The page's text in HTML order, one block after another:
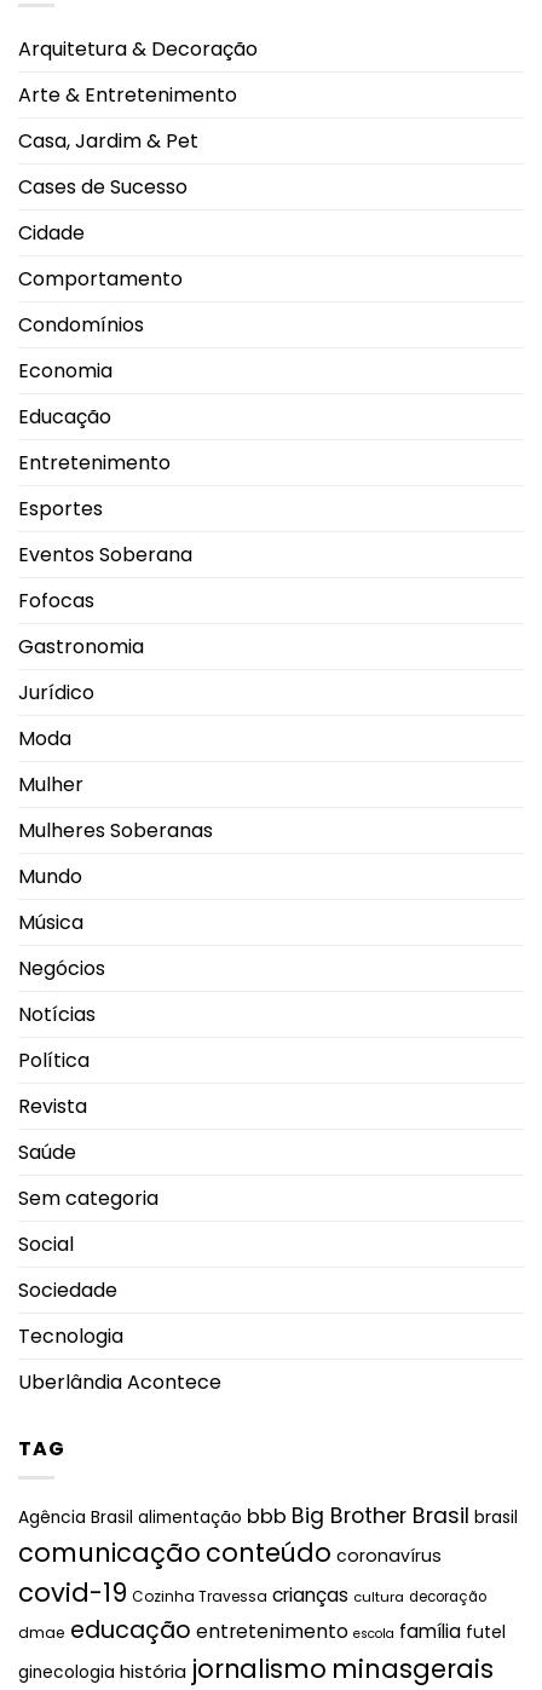
loja
Vinhedos
celebra
nova
da
marca
Arquitetura & Decoração
Arte & Entretenimento
Casa, Jardim & Pet
Cases de Sucesso
Cidade
Comportamento
Condomínios
Economia
Educação
Entretenimento
Esportes
Eventos Soberana
Fofocas
Gastronomia
Jurídico
Moda
Mulher
Mulheres Soberanas
Mundo
Música
Negócios
Notícias
Política
Revista
Saúde
Sem categoria
Social
Sociedade
Tecnologia
Uberlândia Acontece
TAG
Agência Brasil alimentação bbb Big Brother Brasil brasil
comunicação conteúdo coronavírus
covid-19 Cozinha Travessa crianças cultura decoração
dmae educação entretenimento escola família futel
ginecologia história jornalismo minasgerais